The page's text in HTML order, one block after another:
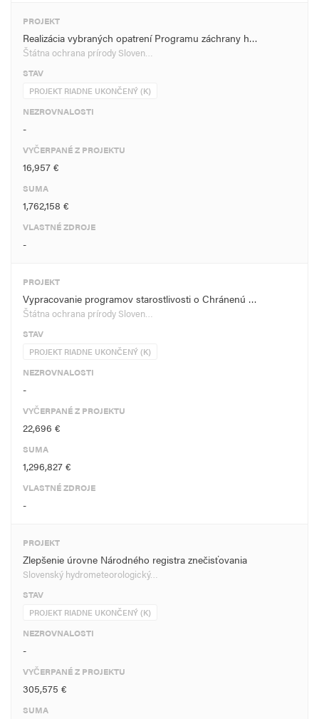
PROJEKT
Realizácia vybraných opatrení Programu záchrany h…
Štátna ochrana prírody Sloven…
STAV
PROJEKT RIADNE UKONČENÝ (K)
NEZROVNALOSTI
-
VYČERPANÉ Z PROJEKTU
16,957 €
SUMA
1,762,158 €
VLASTNÉ ZDROJE
-
PROJEKT
Vypracovanie programov starostlivosti o Chránenú …
Štátna ochrana prírody Sloven…
STAV
PROJEKT RIADNE UKONČENÝ (K)
NEZROVNALOSTI
-
VYČERPANÉ Z PROJEKTU
22,696 €
SUMA
1,296,827 €
VLASTNÉ ZDROJE
-
PROJEKT
Zlepšenie úrovne Národného registra znečisťovania
Slovenský hydrometeorologický…
STAV
PROJEKT RIADNE UKONČENÝ (K)
NEZROVNALOSTI
-
VYČERPANÉ Z PROJEKTU
305,575 €
SUMA